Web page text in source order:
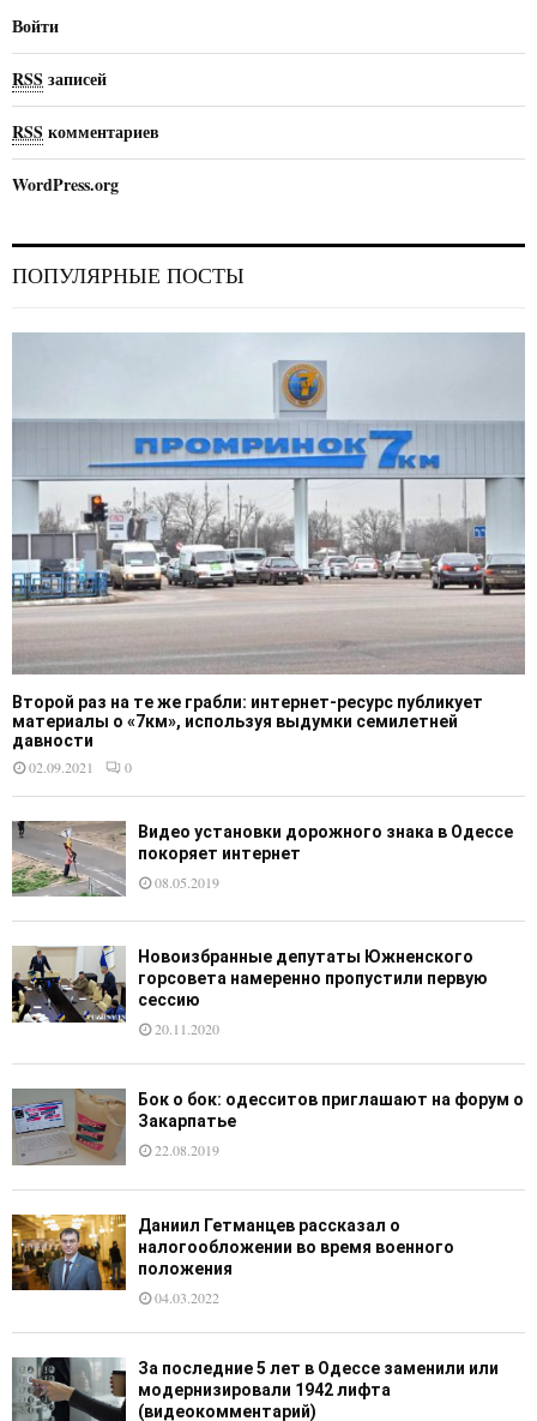
Войти
RSS записей
RSS комментариев
WordPress.org
ПОПУЛЯРНЫЕ ПОСТЫ
Второй раз на те же грабли: интернет-ресурс публикует
материалы о «7км», используя выдумки семилетней
давности
02.09.2021
0
Видео установки дорожного знака в Одессе
покоряет интернет
08.05.2019
Новоизбранные депутаты Южненского
горсовета намеренно пропустили первую
сессию
20.11.2020
Бок о бок: одесситов приглашают на форум о
Закарпатье
22.08.2019
Даниил Гетманцев рассказал о
налогообложении во время военного
положения
04.03.2022
За последние 5 лет в Одессе заменили или
модернизировали 1942 лифта
(видеокомментарий)